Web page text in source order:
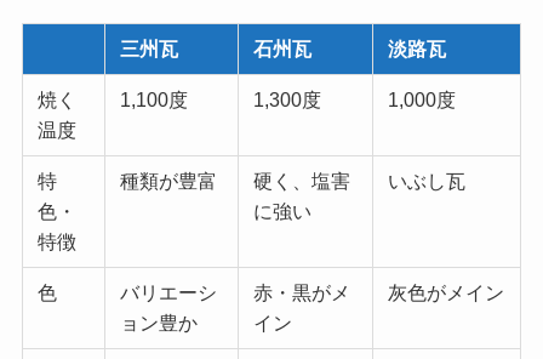
三州瓦 石州瓦 淡路瓦
焼く
温度
1,100度 1,300度 1,000度
特
色・
特徴
種類が豊富
硬く、塩害
に強い
いぶし瓦
色
バリエーシ
ョン豊か
赤・黒がメ
イン
灰色がメイン